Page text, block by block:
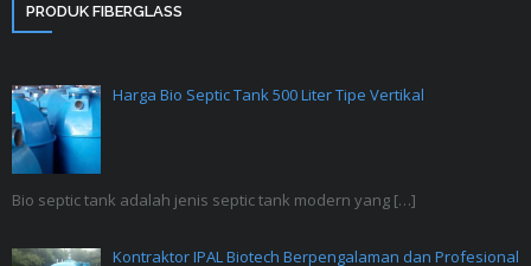
PRODUK FIBERGLASS
Harga Bio Septic Tank 500 Liter Tipe Vertikal
Bio septic tank adalah jenis septic tank modern yang […]
Kontraktor IPAL Biotech Berpengalaman dan Profesional